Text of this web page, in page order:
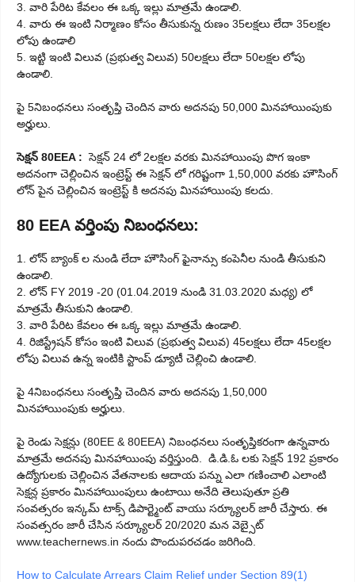
3. వారి పేరిట కేవలం ఈ ఒక్క ఇల్లు మాత్రమే ఉండాలి.
4. వారు ఈ ఇంటి నిర్మాణం కోసం తీసుకున్న రుణం 35లక్షలు లేదా 35లక్షల
లోపు ఉండాలి
5. ఇట్టి ఇంటి విలువ (ప్రభుత్వ విలువ) 50లక్షలు లేదా 50లక్షల లోపు
ఉండాలి.
పై 5నిబంధనలు సంతృప్తి చెందిన వారు అదనపు 50,000 మినహాయింపుకు
అర్హులు.
సెక్షన్ 80EEA : సెక్షన్ 24 లో 2లక్షల వరకు మినహాయింపు పొగ ఇంకా
అదనంగా చెల్లించిన ఇంట్రెస్ట్ ఈ సెక్షన్ లో గరిష్టంగా 1,50,000 వరకు హౌసింగ్
లోన్ పైన చెల్లించిన ఇంట్రెస్ట్ కి అదనపు మినహాయింపు కలదు.
80 EEA వర్తింపు నిబంధనలు:
1. లోన్ బ్యాంక్ ల నుండి లేదా హౌసింగ్ ఫైనాన్సు కంపెనీల నుండి తీసుకుని
ఉండాలి.
2. లోన్ FY 2019 -20 (01.04.2019 నుండి 31.03.2020 మధ్య) లో
మాత్రమే తీసుకుని ఉండాలి.
3. వారి పేరిట కేవలం ఈ ఒక్క ఇల్లు మాత్రమే ఉండాలి.
4. రిజిస్ట్రేషన్ కోసం ఇంటి విలువ (ప్రభుత్వ విలువ) 45లక్షలు లేదా 45లక్షల
లోపు విలువ ఉన్న ఇంటికి స్టాంప్ డ్యూటీ చెల్లించి ఉండాలి.
పై 4నిబంధనలు సంతృప్తి చెందిన వారు అదనపు 1,50,000
మినహాయింపుకు అర్హులు.
పై రెండు సెక్షన్లు (80EE & 80EEA) నిబంధనలు సంతృప్తికరంగా ఉన్నవారు
మాత్రమే అదనపు మినహాయింపు వర్తిస్తుంది. డి.డి.ఓ లకు సెక్షన్ 192 ప్రకారం
ఉద్యోగులకు చెల్లించిన వేతనాలకు ఆదాయ పన్ను ఎలా గణించాలి ఎలాంటి
సెక్షన్ల ప్రకారం మినహాయింపులు ఉంటాయి అనేది తెలుపుతూ ప్రతి
సంవత్సరం ఇన్కమ్ టాక్స్ డిపార్ట్మెంట్ వాయు సర్క్యూలర్ జారీ చేస్తారు. ఈ
సంవత్సరం జారీ చేసిన సర్క్యూలర్ 20/2020 మన వెబ్సైట్
www.teachernews.in నందు పొందుపరచడం జరిగింది.
How to Calculate Arrears Claim Relief under Section 89(1)